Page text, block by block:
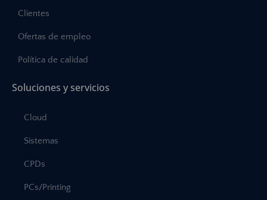
Clientes
Ofertas de empleo
Política de calidad
Soluciones y servicios
Cloud
Sistemas
CPDs
PCs/Printing